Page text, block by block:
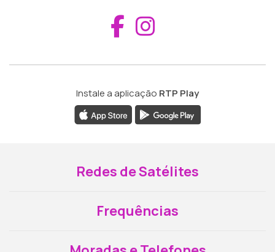
Aceder ao
Instale a aplicação RTP Play
Redes de Satélites
Frequências